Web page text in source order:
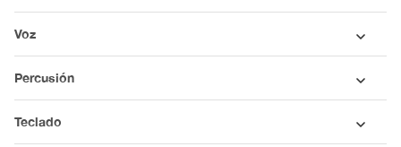
Voz
Percusión
Teclado